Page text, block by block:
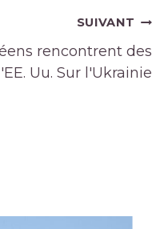
SUIVANT
rencontrent des
Uu. Sur l'Ukrainie